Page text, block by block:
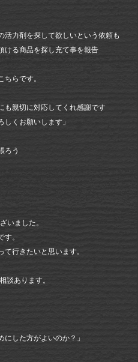
活力剤を探して欲しいという依頼も
ける商品を探し充て事を報告
らです。
も親切に対応してくれ感謝です
くお願いします」
ろう
いました。
。
行きたいと思います。
談あります。
にした方がよいのか？」